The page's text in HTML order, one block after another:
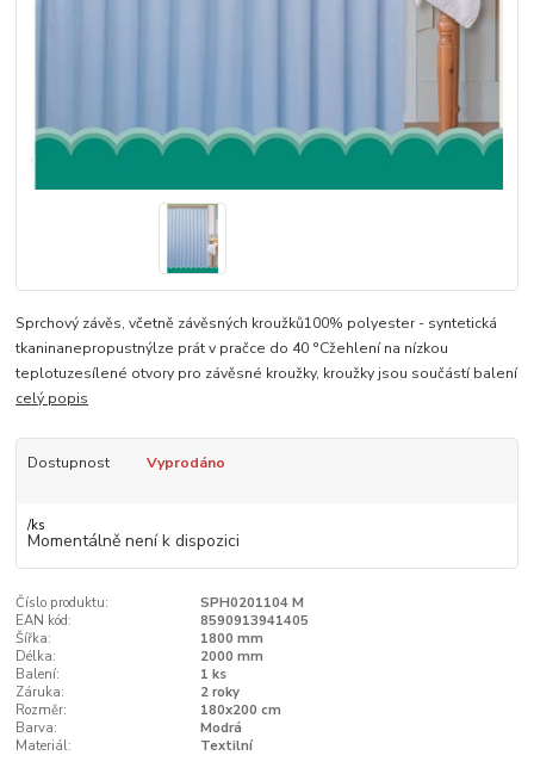
Sprchový závěs, včetně závěsných kroužků100% polyester - syntetická
tkaninanepropustnýlze prát v pračce do 40 °Cžehlení na nízkou
teplotuzesílené otvory pro závěsné kroužky, kroužky jsou součástí balení
celý popis
Dostupnost Vyprodáno
/ks
Momentálně není k dispozici
Číslo produktu:
SPH0201104 M
EAN kód:
8590913941405
Šířka:
1800 mm
Délka:
2000 mm
Balení:
1 ks
Záruka:
2 roky
Rozměr:
180x200 cm
Barva:
Modrá
Materiál:
Textilní